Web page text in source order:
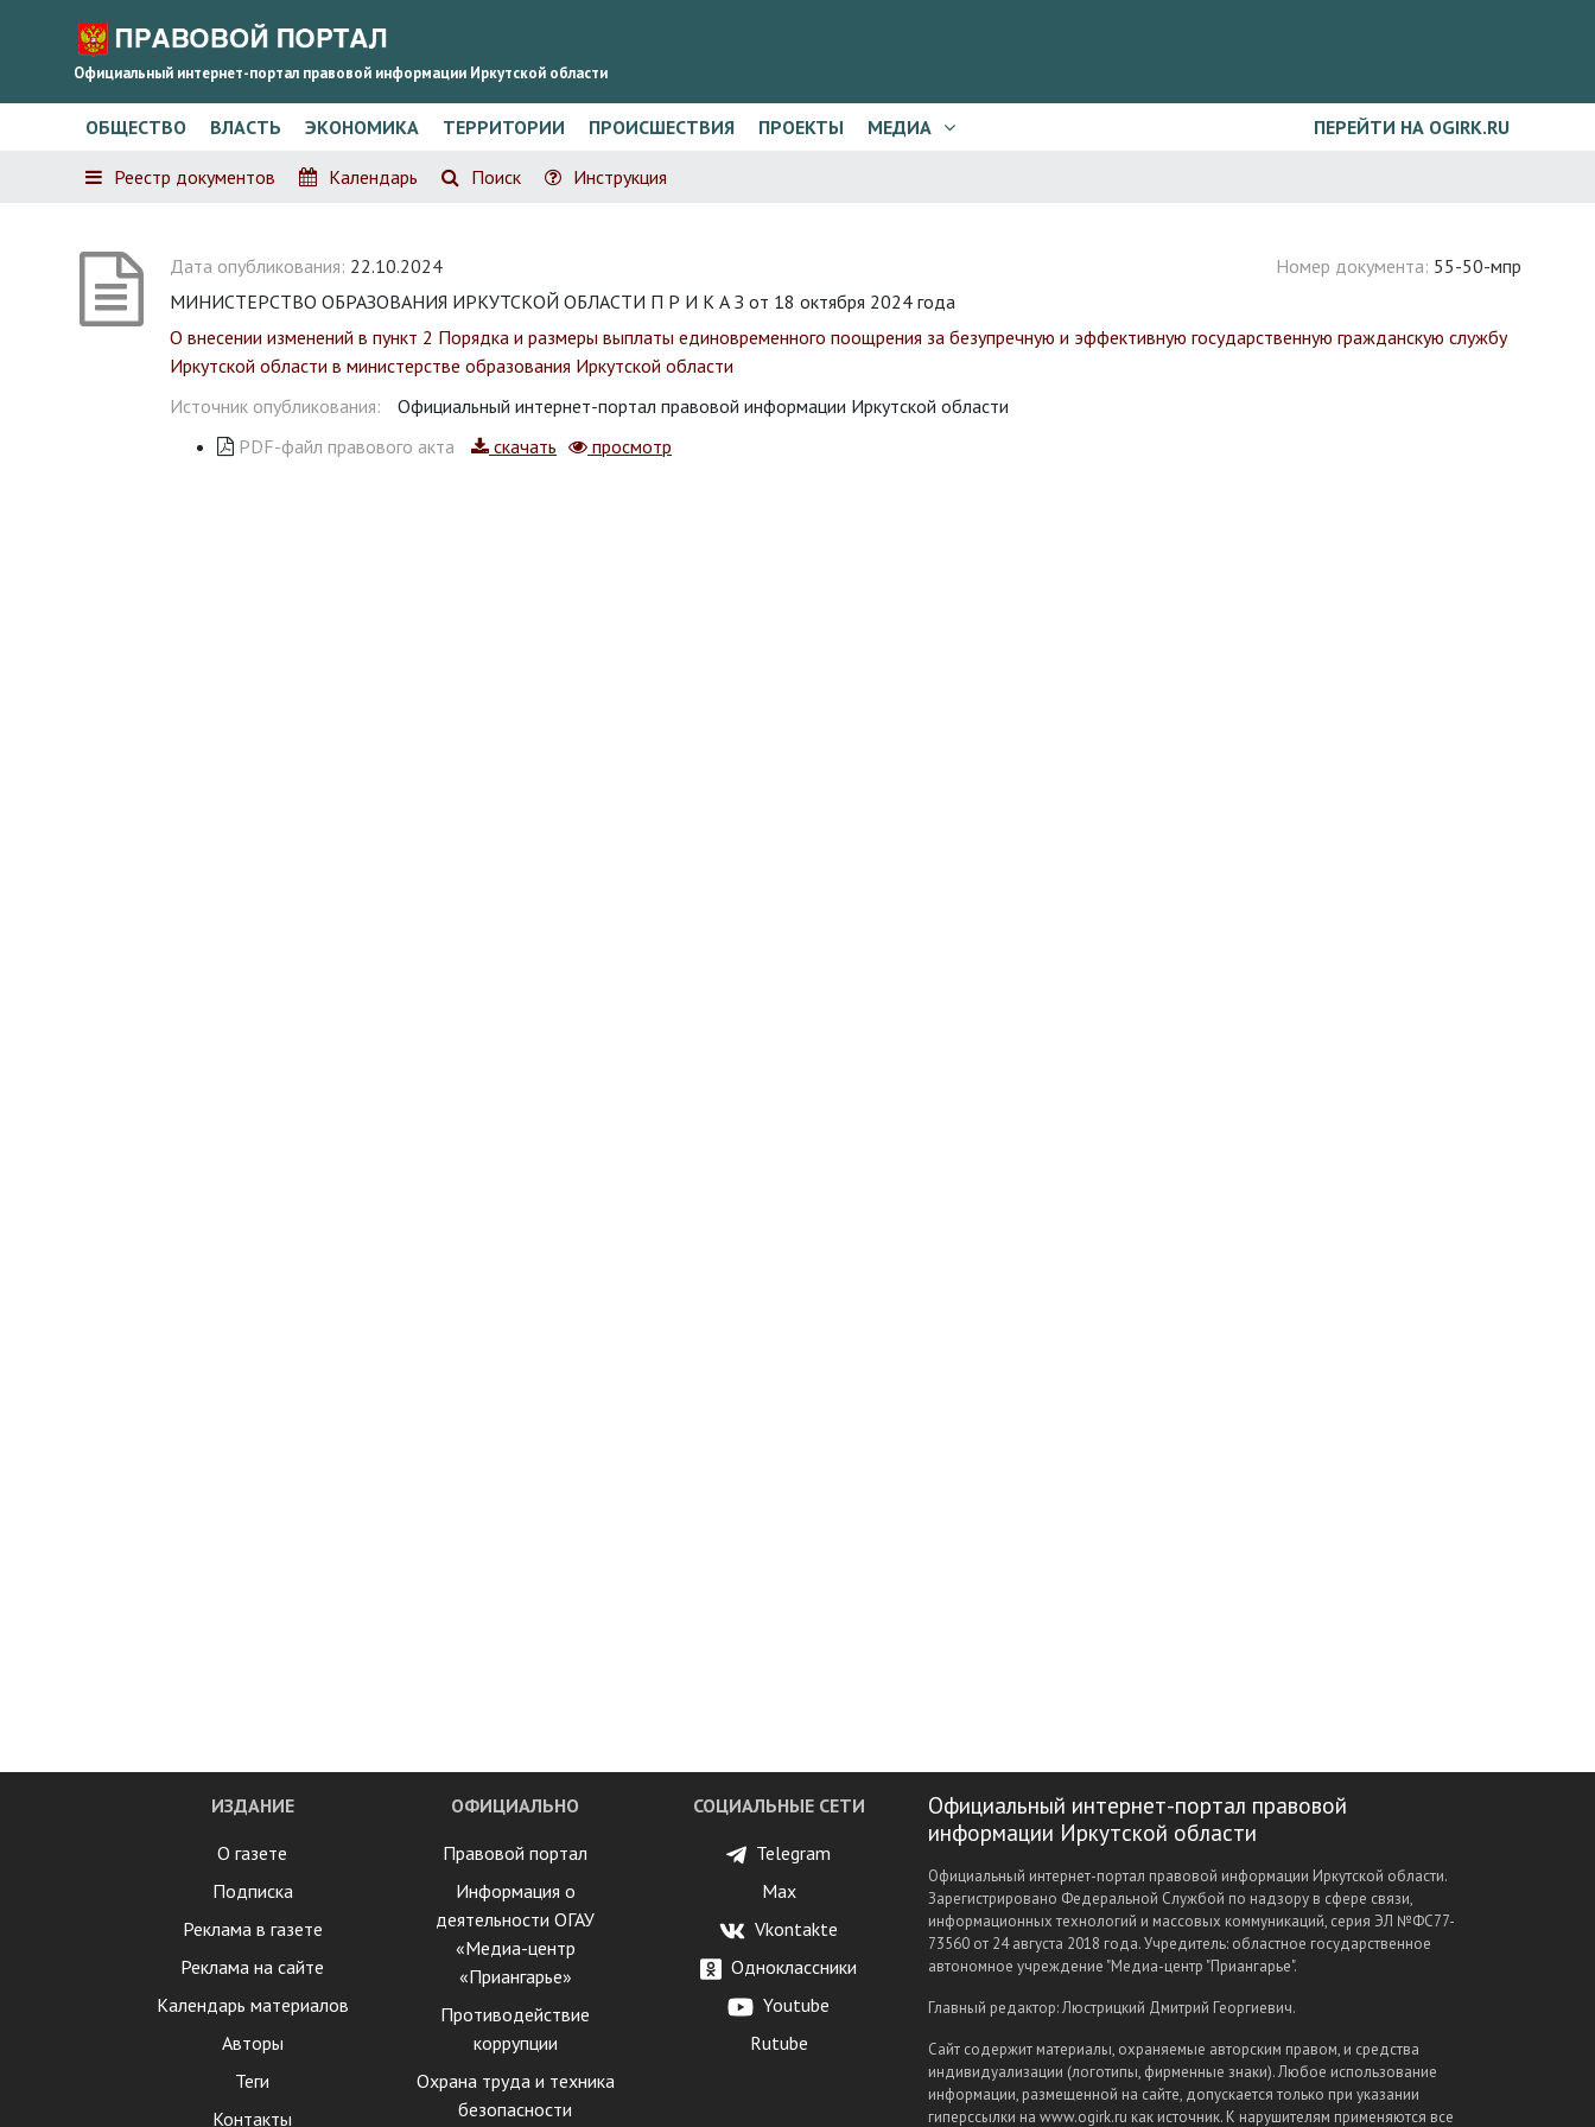
Официальный интернет-портал правовой информации Иркутской области
ОБЩЕСТВО ВЛАСТЬ ЭКОНОМИКА ТЕРРИТОРИИ ПРОИСШЕСТВИЯ ПРОЕКТЫ МЕДИА ПЕРЕЙТИ НА OGIRK.RU
Реестр документов Календарь Поиск Инструкция
Дата опубликования: 22.10.2024 Номер документа: 55-50-мпр
МИНИСТЕРСТВО ОБРАЗОВАНИЯ ИРКУТСКОЙ ОБЛАСТИ П Р И К А З от 18 октября 2024 года
О внесении изменений в пункт 2 Порядка и размеры выплаты единовременного поощрения за безупречную и эффективную государственную гражданскую службу
Иркутской области в министерстве образования Иркутской области
Источник опубликования:
Официальный интернет-портал правовой информации Иркутской области
PDF-файл правового акта
скачать просмотр
ИЗДАНИЕ
О газете
Подписка
Реклама в газете
Реклама на сайте
Календарь материалов
Авторы
Теги
Контакты
ОФИЦИАЛЬНО
Правовой портал
Информация о
деятельности ОГАУ
«Медиа-центр
«Приангарье»
Противодействие
коррупции
Охрана труда и техника
безопасности
СОЦИАЛЬНЫЕ СЕТИ
Telegram
Max
Vkontakte
Одноклассники
Youtube
Rutube
Официальный интернет-портал правовой
информации Иркутской области
Официальный интернет-портал правовой информации Иркутской области.
Зарегистрировано Федеральной Службой по надзору в сфере связи,
информационных технологий и массовых коммуникаций, серия ЭЛ №ФС77-
73560 от 24 августа 2018 года. Учредитель: областное государственное
автономное учреждение "Медиа-центр "Приангарье".
Главный редактор: Люстрицкий Дмитрий Георгиевич.
Сайт содержит материалы, охраняемые авторским правом, и средства
индивидуализации (логотипы, фирменные знаки). Любое использование
информации, размещенной на сайте, допускается только при указании
гиперссылки на www.ogirk.ru как источник. К нарушителям применяются все